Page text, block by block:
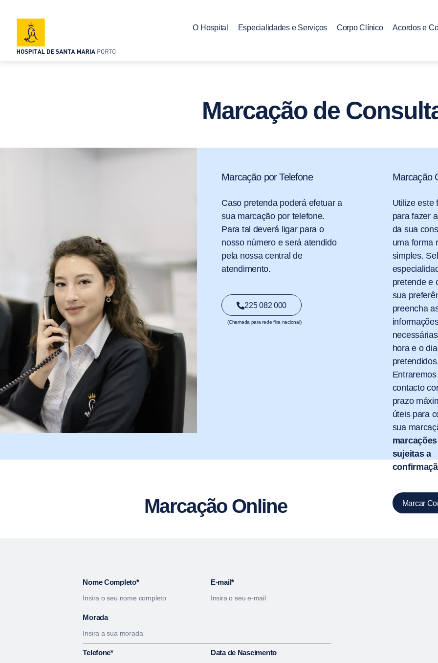
O Hospital Especialidades e Serviços Corpo Clínico Acordos e
Marcação de
Marcação por Telefone
Caso pretenda poderá efetuar a
sua marcação por telefone.
Para tal deverá ligar para o
nosso número e será atendido
pela nossa central de
atendimento.
225 082 000
(Chamada para rede fixa nacional)
Marcação
Utilize este
para fazer
da sua
uma forma
simples.
pretende e
sua
preencha
hora e o dia
contacto
prazo
úteis para
sua
sujeitas a
Marcar
Marcação Online
Nome Completo* E-mail*
Morada
Telefone* Data de Nascimento